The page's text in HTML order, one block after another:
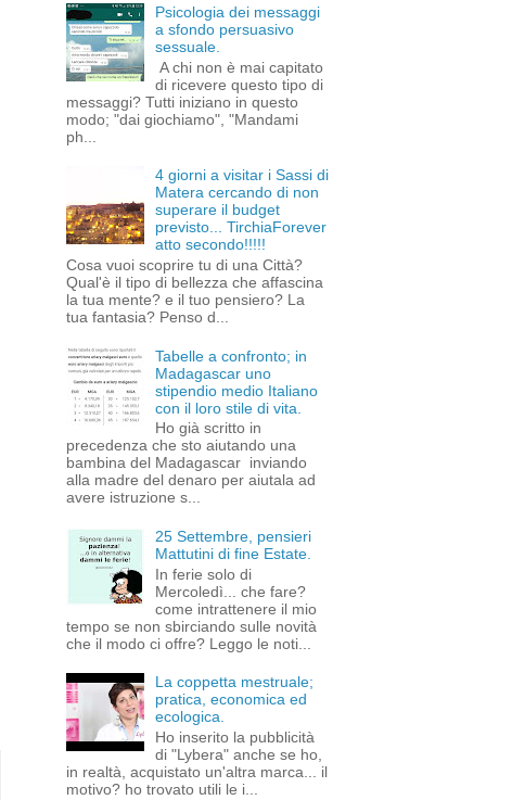
Psicologia dei messaggi
a sfondo persuasivo
sessuale.
A chi non è mai capitato
di ricevere questo tipo di
messaggi? Tutti iniziano in questo
modo; "dai giochiamo", "Mandami
ph...
4 giorni a visitar i Sassi di
Matera cercando di non
superare il budget
previsto... TirchiaForever
atto secondo!!!!!
Cosa vuoi scoprire tu di una Città?
Qual'è il tipo di bellezza che affascina
la tua mente? e il tuo pensiero? La
tua fantasia? Penso d...
Tabelle a confronto; in
Madagascar uno
stipendio medio Italiano
con il loro stile di vita.
Ho già scritto in
precedenza che sto aiutando una
bambina del Madagascar inviando
alla madre del denaro per aiutala ad
avere istruzione s...
25 Settembre, pensieri
Mattutini di fine Estate.
In ferie solo di
Mercoledì... che fare?
come intrattenere il mio
tempo se non sbirciando sulle novità
che il modo ci offre? Leggo le noti...
La coppetta mestruale;
pratica, economica ed
ecologica.
Ho inserito la pubblicità
di "Lybera" anche se ho,
in realtà, acquistato un'altra marca... il
motivo? ho trovato utili le i...